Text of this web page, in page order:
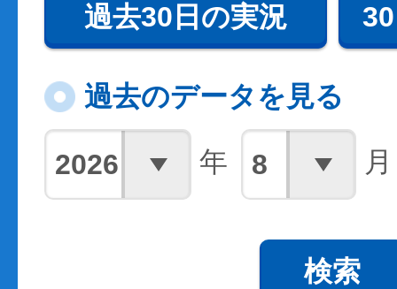
過去30日の実況
過去のデータを見る
年 月
検索